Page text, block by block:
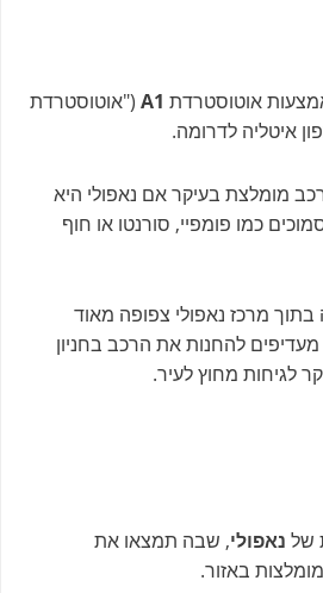
אוטוסטרדת A1 ("אוטוסטרדת
איטליה לדרומה.
מומלצת בעיקר אם נאפולי היא
כמו פומפיי, סורנטו או חוף
בתוך מרכז נאפולי צפופה מאוד
להחנות את הרכב בחניון
לגיחות מחוץ לעיר.
של נאפולי, שבה תמצאו את
באזור.